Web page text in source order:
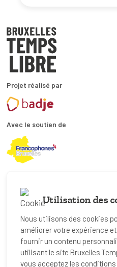
Projet réalisé par
Avec le soutien de
et les
© Bruxelles Temps Libre 2019-2026
Conditions d’utilisation
Utilisation
Partenaires
Utilisation des
Nous utilisons des cookies
améliorer votre expérience
fournir un contenu
utilisant le site Bruxelles
vous acceptez les conditions